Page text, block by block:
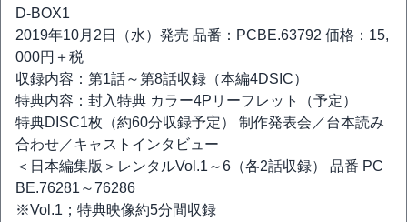
D-BOX1
2019年10月2日（水）発売 品番：PCBE.63792 価格：15,
000円＋税
収録内容：第1話～第8話収録（本編4DSIC）
特典内容：封入特典 カラー4Pリーフレット（予定）
特典DISC1枚（約60分収録予定） 制作発表会／台本読み
合わせ／キャストインタビュー
＜日本編集版＞レンタルVol.1～6（各2話収録） 品番 PC
BE.76281～76286
※Vol.1；特典映像約5分間収録